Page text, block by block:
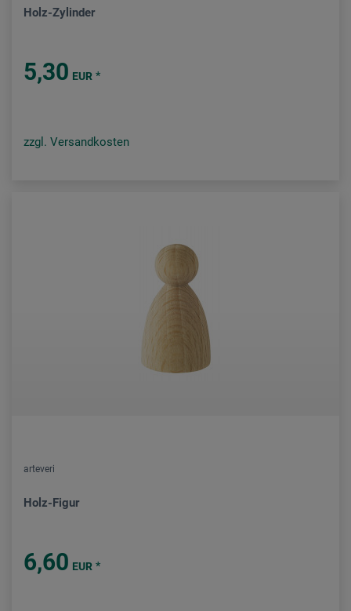
Holz-Zylinder
5,30 EUR *
zzgl. Versandkosten
arteveri
Holz-Figur
6,60 EUR *